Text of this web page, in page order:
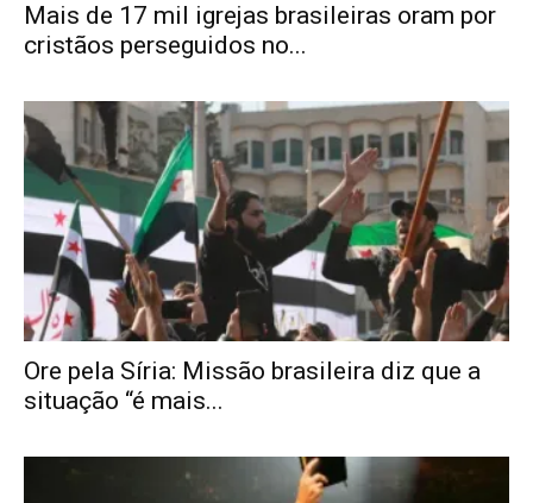
Mais de 17 mil igrejas brasileiras oram por
cristãos perseguidos no...
Ore pela Síria: Missão brasileira diz que a
situação “é mais...